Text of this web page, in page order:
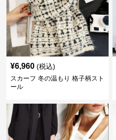
¥6,960 (税込)
スカーフ 冬の温もり 格子柄スト
ール